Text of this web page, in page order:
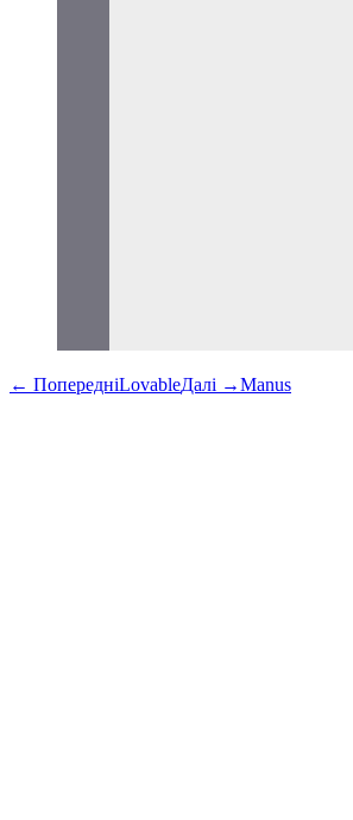
← ПопередніLovableДалі →Manus